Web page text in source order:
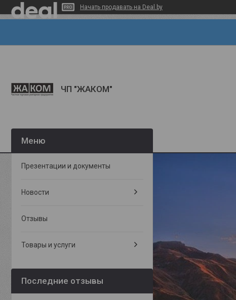
Начать продавать на Deal.by
ЧП "ЖАКОМ"
Презентации и документы
Новости
Отзывы
Товары и услуги